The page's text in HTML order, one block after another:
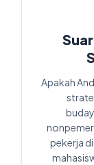
Apakah
pekerja